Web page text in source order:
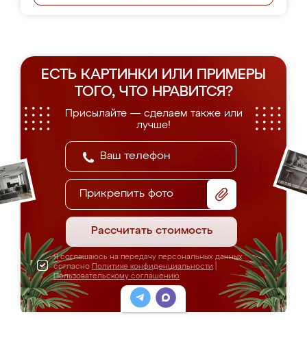
ЕСТЬ КАРТИНКИ ИЛИ ПРИМЕРЫ
ТОГО, ЧТО НРАВИТСЯ?
Присылайте — сделаем также или
лучше!
Прикрепить фото
Рассчитать стоимость
Я соглашаюсь на передачу персональных данных
согласно Политике конфиденциальности
Пользовательскому соглашению